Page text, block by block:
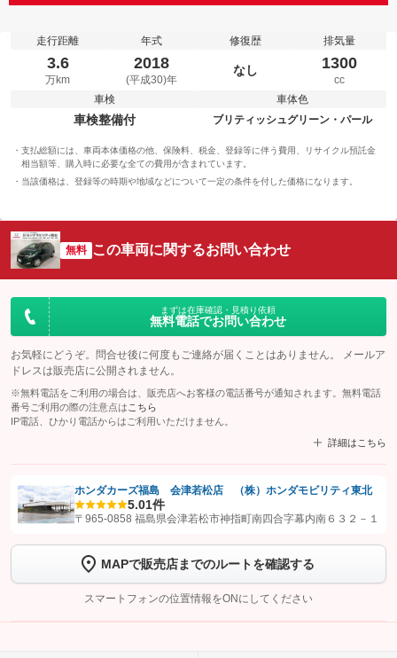
走行距離
3.6
万km
年式
2018
(平成30)年
修復歴
なし
排気量
1300
cc
車検
車検整備付
車体色
ブリティッシュグリーン・パール
支払総額には、車両本体価格の他、保険料、税金、登録等に伴う費用、リサイクル預託金
相当額等、購入時に必要な全ての費用が含まれています。
当該価格は、登録等の時期や地域などについて一定の条件を付した価格になります。
無料 この車両に関するお問い合わせ
まずは在庫確認・見積り依頼
無料電話でお問い合わせ
お気軽にどうぞ。問合せ後に何度もご連絡が届くことはありません。 メールア
ドレスは販売店に公開されません。
※無料電話をご利用の場合は、販売店へお客様の電話番号が通知されます。無料電話
番号ご利用の際の注意点は こちら
IP電話、ひかり電話からはご利用いただけません。
詳細はこちら
【STEP1】認証画面でグーネットを友だち追加してから「許可する」ボタンを押
トーク画面で
ボタンをタップして問い合わせを
完了してください。
こちら
ホンダカーズ福島 会津若松店 （株）ホンダモビリティ東北
5.01件
〒965-0858 福島県会津若松市神指町南四合字幕内南６３２－１
MAPで販売店までのルートを確認する
スマートフォンの位置情報をONにしてください